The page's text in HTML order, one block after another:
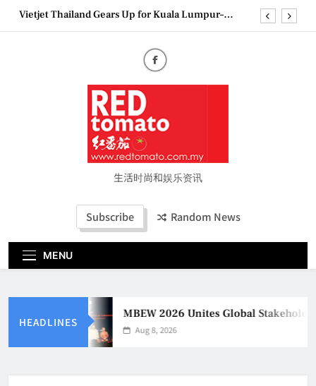
SkipVietjet Thailand Gears Up for Kuala Lumpur–
Couture Fashion Week Malaysia 2026– Press
MBEW 2026 Unites Global Stakeholders to Shape
the Future of Business Events
Vietjet Thailand Gears Up for Kuala Lumpur–
Bangkok Service Launch on9 October
Epson reinvents affordable printing with next-
generation EcoTank Series生活时尚和娱乐资讯
Subscribe Random News
MENU
HEADLINES
MBEW 2026 Unites Global
Aug 8, 2026